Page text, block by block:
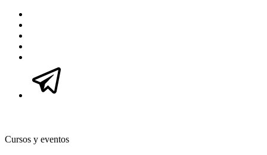
Cursos y eventos